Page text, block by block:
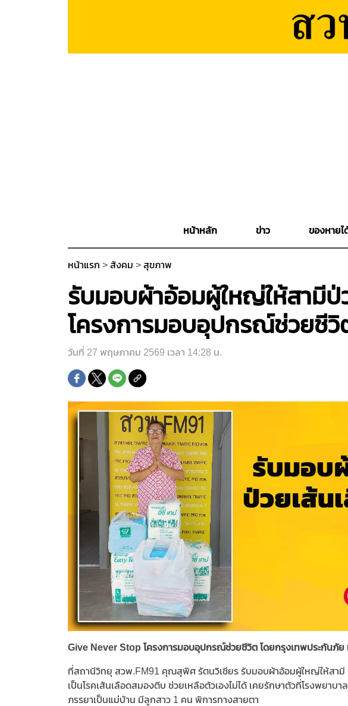
หน้าหลัก ข่าว ของหายไ
หน้าแรก > สังคม > สุขภาพ
รับมอบผ้าอ้อมผู้ใหญ่ให้สามี
โครงการมอบอุปกรณ์ช่วยชีวิ
วันที่ 27 พฤษภาคม 2569 เวลา 14:28 น.
Give Never Stop โครงการมอบอุปกรณ์ช่วยชีวิต โดยกรุงเทพประกันภัย
ที่สถานีวิทยุ สวพ.FM91 คุณสุพิศ รัตนวิเชียร รับมอบผ้าอ้อมผู้ใหญ่ให้สามี
เป็นโรคเส้นเลือดสมองตีบ ช่วยเหลือตัวเองไม่ได้ เคยรักษาตัวที่โรงพยาบ
ภรรยาเป็นแม่บ้าน มีลูกสาว 1 คน พิการทางสายตา